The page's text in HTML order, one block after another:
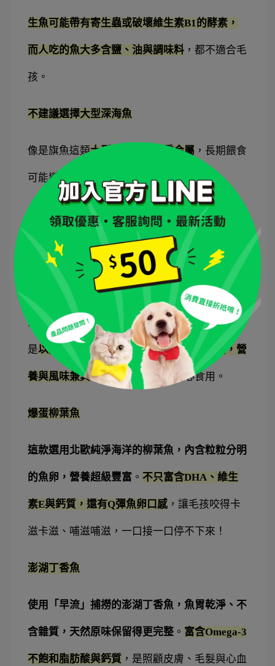
生魚可能帶有寄生蟲或破壞維生素B1的酵素，
而人吃的魚大多含鹽、油與調味料 ，都不適合毛
孩。
不建議選擇大型深海魚
像是旗魚這類大型魚容易累積重金屬 ，長期餵食
可能導致中毒或慢性疾病。
安全的做法是選擇「小型魚種」、「熟魚」或
「專為犬貓製作的魚類凍乾」，既方便又安全
想要讓毛孩補充魚類營養，又不想自己去市場挑
魚、處理內臟與魚刺？那就交給專業的來！ 以下
三款來自汪喵星球的 天然原肉海味凍乾零食，都
是以天然魚肉製作，不含人工香料、防腐劑，營
養與風味兼具，讓貓咪狗狗都能安心食用。
爆蛋柳葉魚
這款選用北歐純淨海洋的柳葉魚，內含粒粒分明
的魚卵，營養超級豐富 。 不只富含DHA、維生
素E與鈣質，還有Q彈魚卵口感 ，讓毛孩咬得卡
滋卡滋、哺滋哺滋，一口接一口停不下來！
澎湖丁香魚
使用「早流」捕撈的澎湖丁香魚，魚胃乾淨、不
含雜質，天然原味保留得更完整 。 富含Omega-3
不飽和脂肪酸與鈣質 ，是照顧皮膚、毛髮與心血